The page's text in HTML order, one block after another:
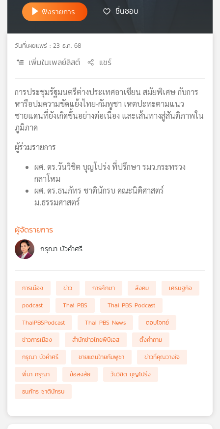
แผนที่
วิทยุ
เครือ
ข่าย
ฟังรายการ ชื่นชอบ
วันที่เผยแพร่ : 23 ธ.ค. 68
เพิ่มในเพลย์ลิสต์ แชร์
การประชุมรัฐมนตรีต่างประเทศอาเซียน สมัยพิเศษ กับการ
หารือปมความขัดแย้งไทย-กัมพูชา เหตปะทะตามแนว
ชายแดนที่ยังเกิดขึ้นอย่างต่อเนื่อง และเส้นทางสู่สันติภาพใน
ภูมิภาค
ผู้ร่วมรายการ
ผศ. ดร.วันวิชิต บุญโปร่ง ที่ปรึกษา รมว.กระทรวง
กลาโหม
ผศ. ดร.ธนภัทร ชาตินักรบ คณะนิติศาสตร์
ม.ธรรมศาสตร์
ผู้จัดรายการ
กรุณา บัวคำศรี
การเมือง ข่าว การศึกษา สังคม
เศรษฐกิจ
podcast
Thai PBS
Thai PBS Podcast
ThaiPBSPodcast
Thai PBS News
ตอบโจทย์
ข่าวการเมือง
สำนักข่าวไทยพีบีเอส
ตั้งคำถาม
กรุณา บัวคำศรี
ชายแดนไทยกัมพูชา
ข่าวที่คุณวางใจ
พี่นา กรุณา
ข้อสงสัย
วันวิชิต บุญโปร่ง
ธนภัทร ชาตินักรบ